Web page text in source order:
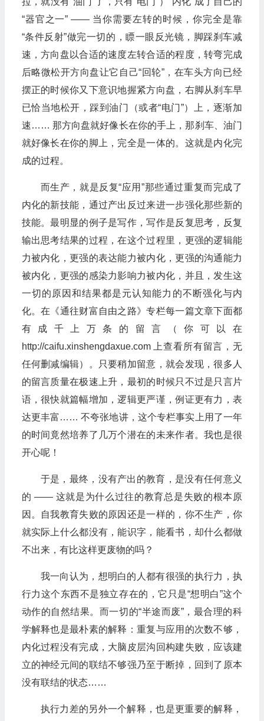
“器官之一” —— 当你需要左转的时候，你完全是靠
“条件反射”做完一切的，瞟一眼反光镜，脚踩刹车减
速，方向盘以合适的速度左转合适的程度，转弯完成
后略微松开方向盘让它自己“回轮”，在车头方向已经
摆正的时候你又下意识地握紧方向盘，右脚从刹车早
已恰当地松开，踩到油门（或者“电门”）上，逐渐加
速…… 那方向盘就好像长在你的手上，那刹车、油门
就好像长在你的脚上，完全是一体的。这就是内化完
成的过程。
而生产，就是反复“应用”那些通过重复而完成了
内化的新技能，通过产出反过来进一步强化那些新的
技能。最明显的例子是写作，写作是反复思考，反复
输出思考结果的过程，在这个过程里，更强的逻辑能
力被内化，更强的表达能力被内化，更强的沟通能力
被内化，更强的感染力影响力被内化，并且，发生这
一切的原因和结果都是元认知能力的不断强化与内
化。在《通往财富自由之路》专栏每一篇文章下面都
有成千上万条的留言（你可以在
http://caifu.xinshengdaxue.com 上查看所有留言，无
任何删减编辑）。只要稍加留意，就会发现，很多人
的留言质量在极速上升，最初的时候只不过是只言片
语，很快就篇幅增加，逻辑更严谨，例证更有力，表
达更丰富…… 不夸张地讲，这个专栏事实上用了一年
的时间竟然培养了几万个潜在的未来作者。我也是很
开心呢！
于是，最终，没有产出的教育，是没有任何意义
的 —— 这就是为什么过往的教育总是失败的根本原
因。自我教育失败的原因还是一样的，你不生产，你
就实际上什么都没有，能识字，能看书，却什么都做
不出来，有比这样更废物的吗？
我一向认为，想明白的人都有很强的执行力，执
行力这个东西不是独立存在的，它只是“想明白”这个
动作的自然结果。而一切的“半途而废”，最合理的科
学解释也是最朴素的解释：重复与应用的次数不够，
内化过程没有完成，大脑皮层沟回构建失败，应该建
立的神经元间的联结不够强乃至于断掉，回到了原本
没有联结的状态……
执行力差的另外一个解释，也是更重要的解释，